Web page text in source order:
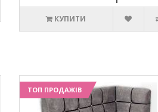
КУПИТИ
ТОП ПРОДАЖІВ